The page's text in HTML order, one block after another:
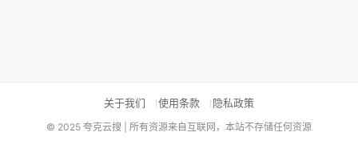
关于我们 使用条款 隐私政策
© 2025 夸克云搜 | 所有资源来自互联网，本站不存储任何资源